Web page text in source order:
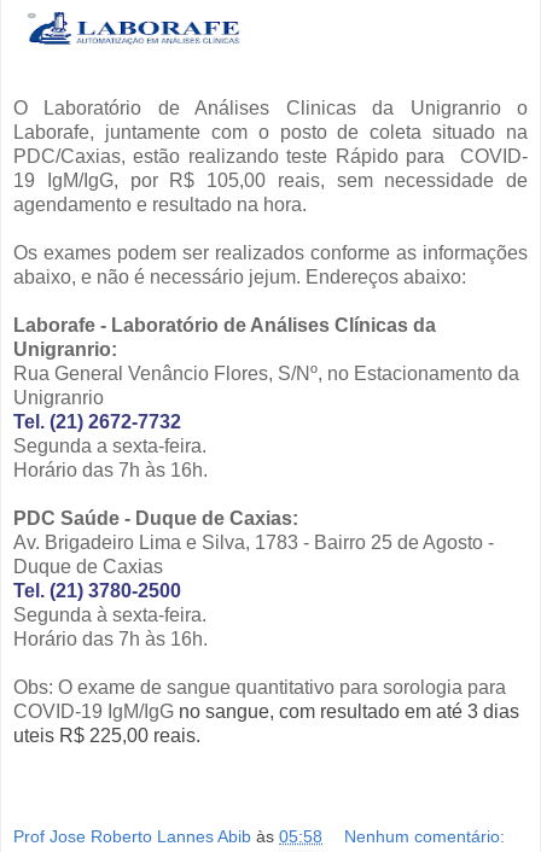
O Laboratório de Análises Clinicas da Unigranrio o
Laborafe, juntamente com o posto de coleta situado na
PDC/Caxias, estão realizando teste Rápido para COVID-
19 IgM/IgG, por R$ 105,00 reais, sem necessidade de
agendamento e resultado na hora.
Os exames podem ser realizados conforme as informações
abaixo, e não é necessário jejum. Endereços abaixo:
Laborafe - Laboratório de Análises Clínicas da
Unigranrio:
Rua General Venâncio Flores, S/Nº, no Estacionamento da
Unigranrio
Tel. (21) 2672-7732
Segunda a sexta-feira.
Horário das 7h às 16h.
PDC Saúde - Duque de Caxias:
Av. Brigadeiro Lima e Silva, 1783 - Bairro 25 de Agosto -
Duque de Caxias
Tel. (21) 3780-2500
Segunda à sexta-feira.
Horário das 7h às 16h.
Obs: O exame de sangue quantitativo para sorologia para
COVID-19 IgM/IgG no sangue, com resultado em até 3 dias
uteis R$ 225,00 reais.
Prof Jose Roberto Lannes Abib às 05:58 Nenhum comentário: